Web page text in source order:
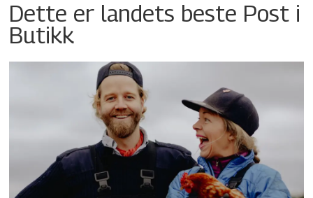
Dette er landets beste Post i
Butikk